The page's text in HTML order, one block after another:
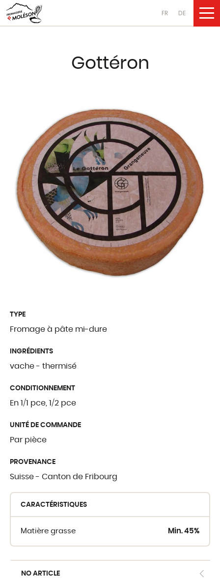
FR DE
Fromages
au lait de brebis
Produits laitiers
au lait de vache
au lait de chèvre
au lait de brebis
Traditions
Fromages
Produits
E-shop pour
Gottéron
TYPE
Fromage à pâte mi-dure
INGRÉDIENTS
vache - thermisé
CONDITIONNEMENT
En 1/1 pce, 1/2 pce
UNITÉ DE COMMANDE
Par pièce
PROVENANCE
Suisse - Canton de Fribourg
CARACTÉRISTIQUES
Matière grasse Min. 45%
NO ARTICLE